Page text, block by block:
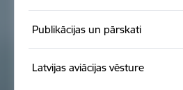
Publikācijas un pārskati
Latvijas aviācijas vēsture